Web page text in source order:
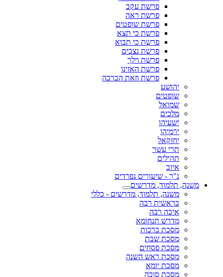
פרשת עקב
פרשת ראה
פרשת שופטים
פרשת כי תצא
פרשת כי תבוא
פרשת נצבים
פרשת וילך
פרשת האזינו
פרשת וזאת הברכה
יהושע
שופטים
שמואל
מלכים
ישעיהו
ירמיהו
יחזקאל
תרי עשר
תהילים
איוב
נ"ך - שיעורים נפרדים
משנה, תלמוד, מדרשים
משנה, תלמוד, מדרשים - כללי
בראשית רבה
איכה רבה
מדרש תנחומא
מסכת ברכות
מסכת שבת
מסכת פסחים
מסכת ראש השנה
מסכת יומא
מסכת סוכה